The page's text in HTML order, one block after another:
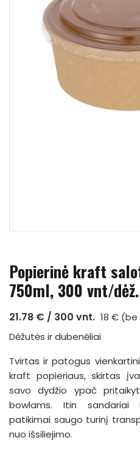
Popierinė kraft
750ml, 300 vnt/dėž.
21.78 € / 300 vnt. 18 € (be
Dėžutės ir dubenėliai
Tvirtas ir patogus
kraft popieriaus, skirtas
savo dydžio ypač
bowlams. Itin sandariai
patikimai saugo turinį
nuo išsiliejimo.